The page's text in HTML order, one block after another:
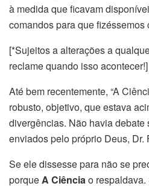
à medida que ficavam
comandos para que
[*Sujeitos a alterações a
reclame quando isso acontecer!]
Até bem recentemente, “A
robusto, objetivo, que estava
divergências. Não havia debate
enviados pelo próprio Deus, Dr.
Se ele dissesse para não se
porqueA Ciênciao